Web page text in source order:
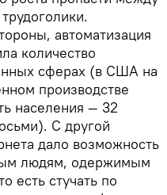
автоматизация
количество
сферах (в США на
производстве
населения — 32
С другой
дало возможность
людям, одержимым
есть стучать по